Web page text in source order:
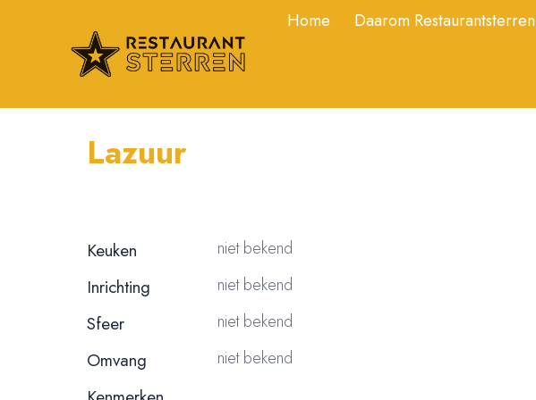
Home Daarom Restaurantsterren
Lazuur
Keuken niet bekend
Inrichting niet bekend
Sfeer niet bekend
Omvang niet bekend